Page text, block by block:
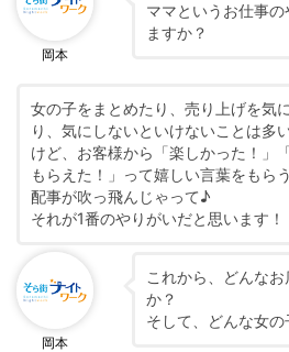
岡本
ママというお仕事
ますか？
女の子をまとめたり、売り上げを気
り、気にしないといけないことは多
けど、お客様から「楽しかった！」
もらえた！」って嬉しい言葉をもら
配事が吹っ飛んじゃって♪
それが1番のやりがいだと思います！
岡本
これから、どんな
か？
そして、どんな女